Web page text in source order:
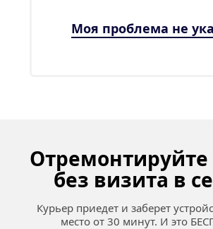
Моя проблема не
Отремонтируйте
без визита в
Курьер приедет и заберет
место от 30 минут. И это